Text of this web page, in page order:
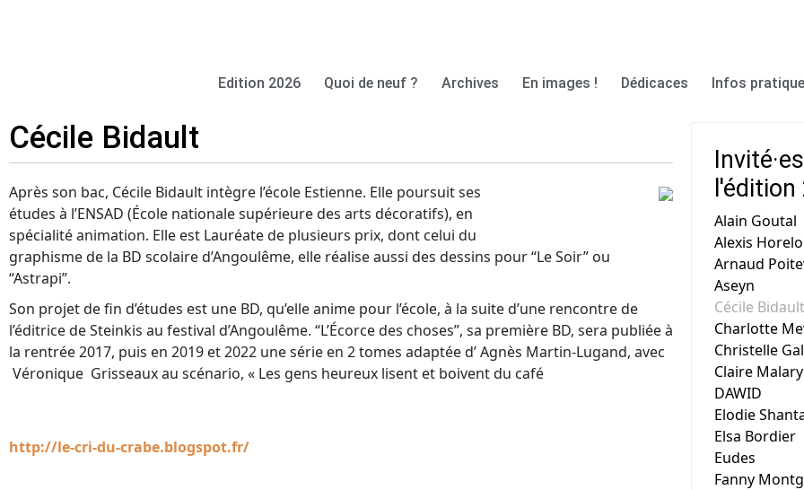
Edition 2026 Quoi de neuf ? Archives En images ! Dédicaces Infos
Cécile Bidault
Après son bac, Cécile Bidault intègre l’école Estienne. Elle poursuit ses
études à l’ENSAD (École nationale supérieure des arts décoratifs), en
spécialité animation. Elle est Lauréate de plusieurs prix, dont celui du
graphisme de la BD scolaire d’Angoulême, elle réalise aussi des dessins pour “Le Soir” ou
“Astrapi”.
Son projet de fin d’études est une BD, qu’elle anime pour l’école, à la suite d’une rencontre de
l’éditrice de Steinkis au festival d’Angoulême. “L’Écorce des choses”, sa première BD, sera publiée à
la rentrée 2017, puis en 2019 et 2022 une série en 2 tomes adaptée d’ Agnès Martin-Lugand, avec
Véronique Grisseaux au scénario, « Les gens heureux lisent et boivent du café
http://le-cri-du-crabe.blogspot.fr/
l'édition
Alain Goutal
Alexis
Arnaud
Aseyn
Cécile Bidault
Charlotte
Christelle
Claire Malary
DAWID
Elodie
Elsa Bordier
Eudes
Fanny